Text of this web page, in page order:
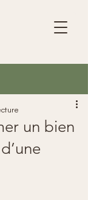
un bien